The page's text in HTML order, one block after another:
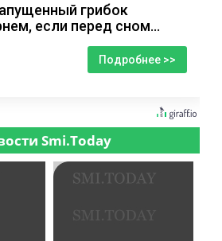
грибок
если перед сном…
Подробнее >>